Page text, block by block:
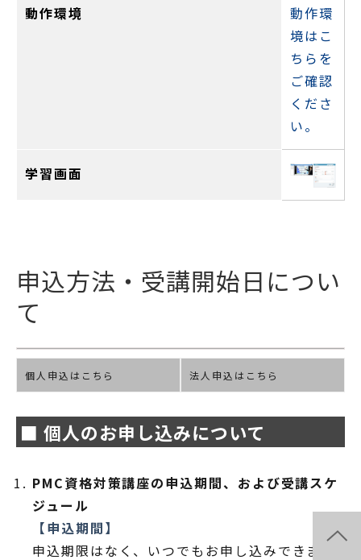
動作環境
動作環
境はこ
ちらを
ご確認
くださ
い。
学習画面
申込方法・受講開始日につい
て
個人申込はこちら 法人申込はこちら
■ 個人のお申し込みについて
PMC資格対策講座の申込期間、および受講スケ
ジュール
【申込期間】
申込期限はなく、いつでもお申し込みできま